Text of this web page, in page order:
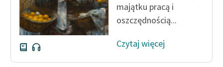
majątku pracą i
oszczędnością...
Czytaj więcej